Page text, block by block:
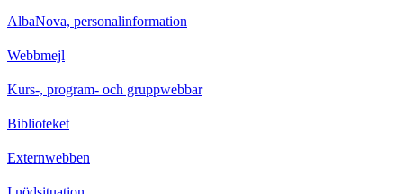
AlbaNova, personalinformation
Webbmejl
Kurs-, program- och gruppwebbar
Biblioteket
Externwebben